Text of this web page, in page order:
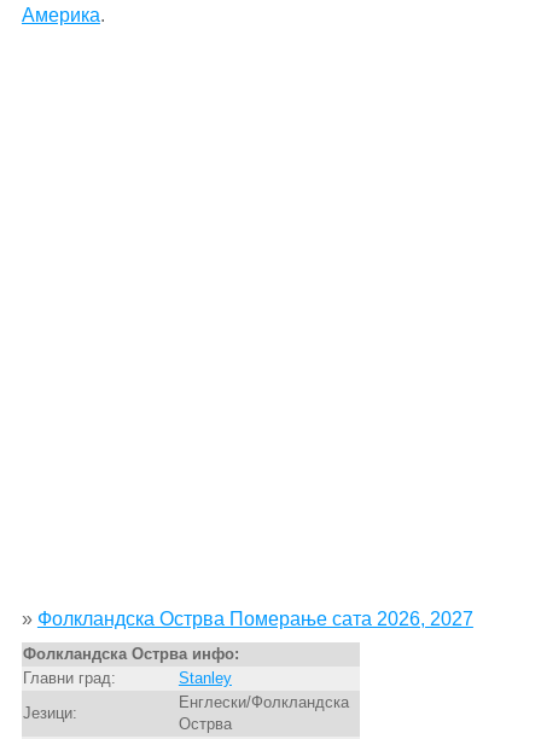
Америка.
» Фолкландска Острва Померање сата 2026, 2027
Фолкландска Острва инфо:
Главни град:
Stanley
Језици:
Енглески/Фолкландска
Острва